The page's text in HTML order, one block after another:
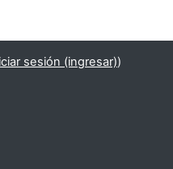
sesión (ingresar))